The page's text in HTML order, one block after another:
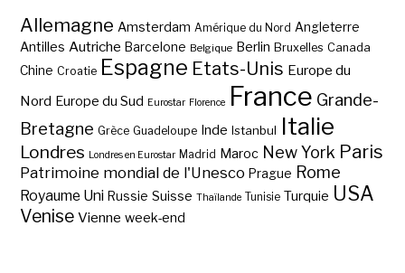
Allemagne Amsterdam Amérique du Nord Angleterre
Antilles Autriche Barcelone Belgique Berlin Bruxelles Canada
Chine Croatie Espagne Etats-Unis Europe du
Nord Europe du Sud Eurostar Florence France Grande-
Bretagne Grèce Guadeloupe Inde Istanbul Italie
Londres Londres en Eurostar Madrid Maroc New York Paris
Patrimoine mondial de l'Unesco Prague Rome
Royaume Uni Russie Suisse Thaïlande Tunisie Turquie USA
Venise Vienne week-end